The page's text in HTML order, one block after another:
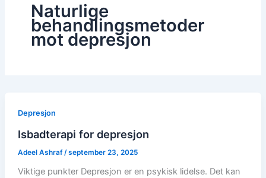
Naturlige
behandlingsmetoder
mot depresjon
Depresjon
Isbadterapi for depresjon
Adeel Ashraf /september 23, 2025
Viktige punkter Depresjon er en psykisk lidelse. Det kan